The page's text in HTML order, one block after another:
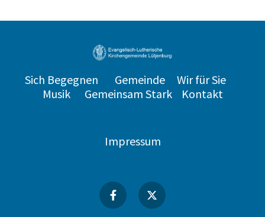
Sich Begegnen Gemeinde
Wir für Sie
Musik
Gemeinsam Stark Kontakt
Impressum